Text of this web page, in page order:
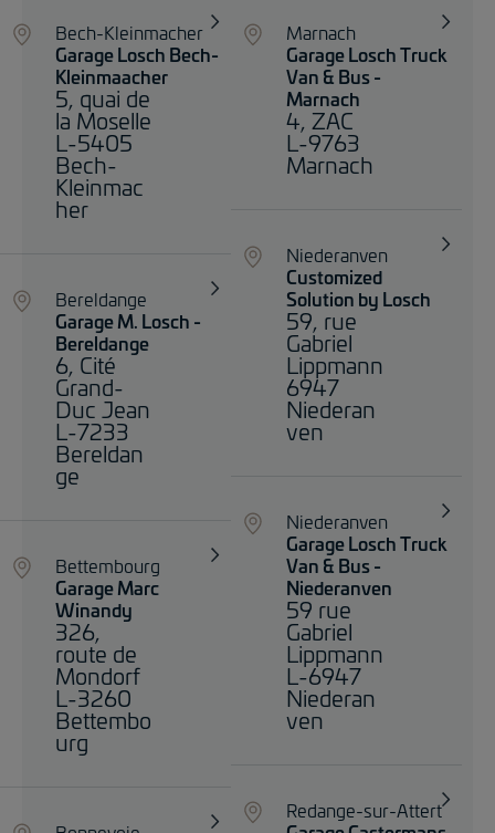
Bech-Kleinmacher
Garage Losch Bech-
Kleinmaacher
5, quai de
la Moselle
L-5405
Bech-
Kleinmac
her
Bereldange
Garage M. Losch -
Bereldange
6, Cité
Grand-
Duc Jean
L-7233
Bereldan
ge
Bettembourg
Garage Marc
Winandy
326,
route de
Mondorf
L-3260
Bettembo
urg
Marnach
Garage Losch Truck
Van & Bus -
Marnach
4, ZAC
L-9763
Marnach
Niederanven
Customized
Solution by Losch
59, rue
Gabriel
Lippmann
6947
Niederan
ven
Niederanven
Garage Losch Truck
Van & Bus -
Niederanven
59 rue
Gabriel
Lippmann
L-6947
Niederan
ven
Redange-sur-Attert